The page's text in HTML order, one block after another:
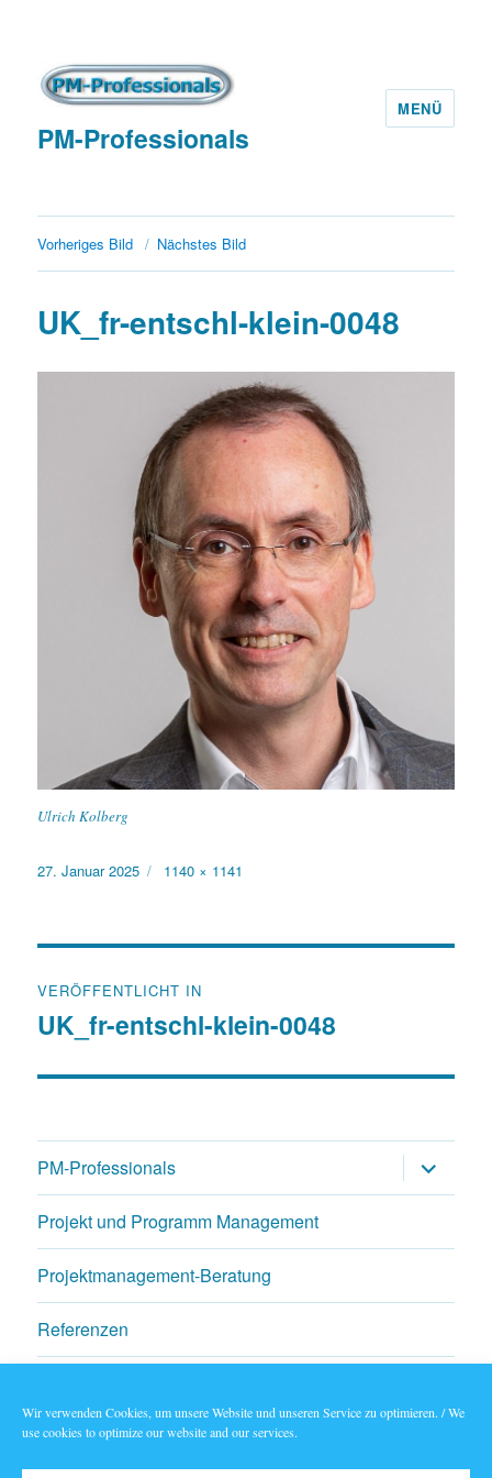
Wir verwenden Cookies, um unsere Website und unseren Service zu optimieren. / We
use cookies to optimize our website and our services.
PM-Professionals
MENÜ
Vorheriges Bild Nächstes Bild
UK_fr-entschl-klein-0048
Ulrich Kolberg
Veröffentlicht
27. Januar 2025 Originalgröße
1140 × 1141
VERÖFFENTLICHT IN
UK_fr-entschl-klein-0048
PM-Professionals
öffnen
Projekt und Programm Management
Projektmanagement-Beratung
Referenzen
Termin buchen